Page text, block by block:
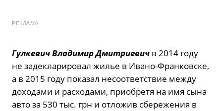
РЕКЛАМА
Гулкевич Владимир Дмитриевич в 2014 году
не задекларировал жилье в Ивано-Франковске,
а в 2015 году показал несоответствие между
доходами и расходами, приобретя на имя сына
авто за 530 тыс. грн и отложив сбережения в